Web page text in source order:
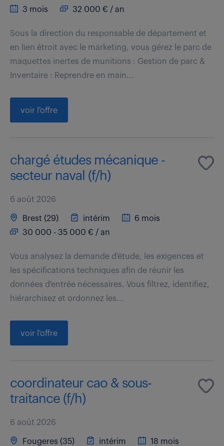
3 mois 32 000 € / an
Sous la direction du responsable de département et
en lien étroit avec le marketing, vous gérez le parc de
maquettes inertes de munitions : Gestion de parc &
Inventaire : Reprendre en main...
voir l'offre
chargé études mécanique -
secteur naval (f/h)
6 août 2026
Brest (29) intérim
6 mois
30 000 - 35 000 € / an
Vous analysez la demande d'étude, les exigences et
les spécifications techniques afin de réunir les
données d'entrée nécessaires. Vous filtrez, identifiez,
hiérarchisez et ordonnez les...
voir l'offre
coordinateur cao & sous-
traitance (f/h)
6 août 2026
Fougeres (35) intérim
18 mois